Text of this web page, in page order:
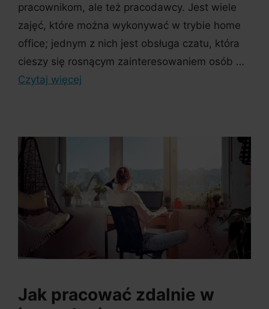
pracownikom, ale też pracodawcy. Jest wiele
zajęć, które można wykonywać w trybie home
office; jednym z nich jest obsługa czatu, która
cieszy się rosnącym zainteresowaniem osób …
Czytaj więcej
Jak pracować zdalnie w